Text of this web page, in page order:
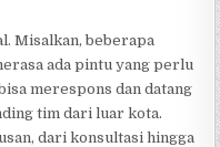
Misalkan, beberapa
ada pintu yang perlu
merespons dan datang
tim dari luar kota.
dari konsultasi hingga